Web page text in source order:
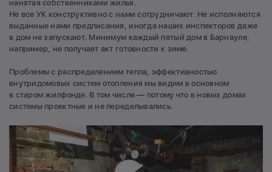
нанятая собственниками жилья.
Не все УК конструктивно с нами сотрудничают. Не исполняются
выданные нами предписания, иногда наших инспекторов даже
в дом не запускают. Минимум каждый пятый дом в Барнауле,
например, не получает акт готовности к зиме.
Проблемы с распределением тепла, эффективностью
внутридомовых систем отопления мы видим в основном
в старом жилфонде. В том числе — потому что в новых домах
системы проектные и не переделывались.